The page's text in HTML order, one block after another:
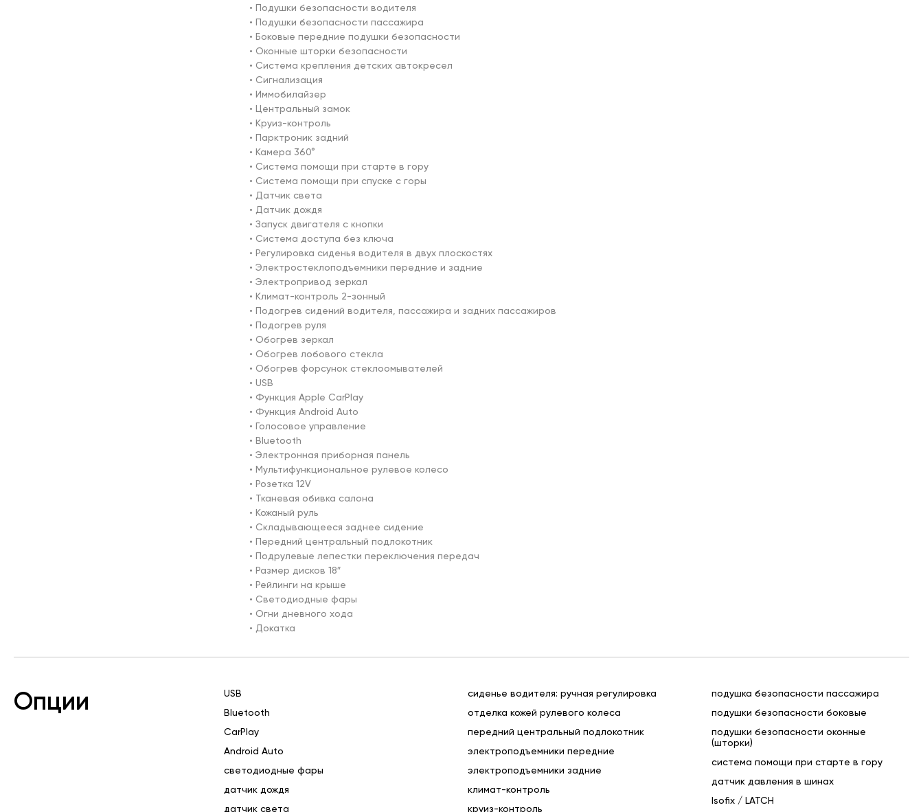
• Подушки безопасности водителя
• Подушки безопасности пассажира
• Боковые передние подушки безопасности
• Оконные шторки безопасности
• Система крепления детских автокресел
• Сигнализация
• Иммобилайзер
• Центральный замок
• Круиз-контроль
• Парктроник задний
• Камера 360°
• Система помощи при старте в гору
• Система помощи при спуске с горы
• Датчик света
• Датчик дождя
• Запуск двигателя с кнопки
• Система доступа без ключа
• Регулировка сиденья водителя в двух плоскостях
• Электростеклоподъемники передние и задние
• Электропривод зеркал
• Климат-контроль 2-зонный
• Подогрев сидений водителя, пассажира и задних пассажиров
• Подогрев руля
• Обогрев зеркал
• Обогрев лобового стекла
• Обогрев форсунок стеклоомывателей
• USB
• Функция Apple CarPlay
• Функция Android Auto
• Голосовое управление
• Bluetooth
• Электронная приборная панель
• Мультифункциональное рулевое колесо
• Розетка 12V
• Тканевая обивка салона
• Кожаный руль
• Складывающееся заднее сидение
• Передний центральный подлокотник
• Подрулевые лепестки переключения передач
• Размер дисков 18″
• Рейлинги на крыше
• Светодиодные фары
• Огни дневного хода
• Докатка
Опции
USB
Bluetooth
CarPlay
Android Auto
светодиодные фары
датчик дождя
датчик света
сиденье водителя: ручная регулировка
отделка кожей рулевого колеса
передний центральный подлокотник
электроподъемники передние
электроподъемники задние
климат-контроль
круиз-контроль
подушка безопасности пассажира
подушки безопасности боковые
подушки безопасности оконные
(шторки)
система помощи при старте в гору
датчик давления в шинах
Isofix / LATCH